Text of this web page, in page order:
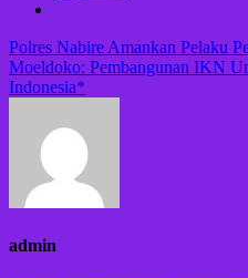
Navigasi
pos
Polres Nabire Amankan Pelaku
Moeldoko: Pembangunan IKN
Indonesia*
admin